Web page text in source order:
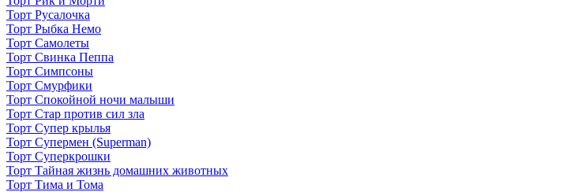
Торт Русалочка
Торт Рыбка Немо
Торт Самолеты
Торт Свинка Пеппа
Торт Симпсоны
Торт Смурфики
Торт Спокойной ночи малыши
Торт Стар против сил зла
Торт Супер крылья
Торт Супермен (Superman)
Торт Суперкрошки
Торт Тайная жизнь домашних животных
Торт Тима и Тома